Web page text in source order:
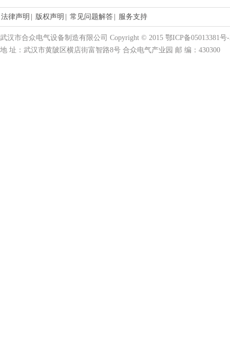
法律声明 版权声明 常见问题解答 服务支持
武汉市合众电气设备制造有限公司 Copyright © 2015 鄂ICP备05013381号
地 址：武汉市黄陂区横店街富智路8号 合众电气产业园 邮 编：430300